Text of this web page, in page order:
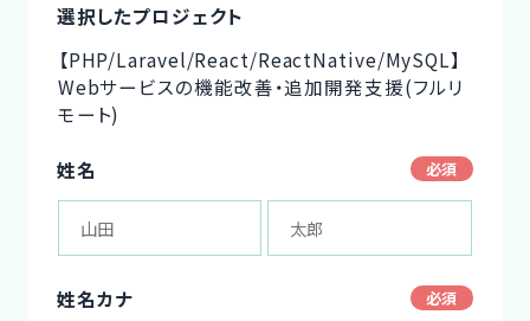
選択したプロジェクト
【PHP/Laravel/React/ReactNative/MySQL】
Webサービスの機能改善・追加開発支援(フルリ
モート)
姓名
姓名カナ